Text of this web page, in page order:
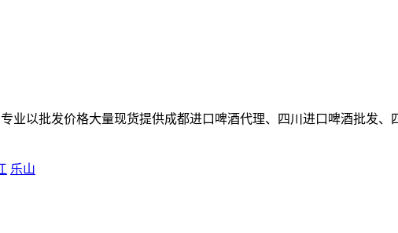
业以批发价格大量现货提供成都进口啤酒代理、四川进口啤酒批发
乐山